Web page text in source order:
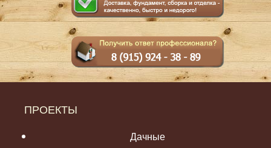
ПРОЕКТЫ
Дачные